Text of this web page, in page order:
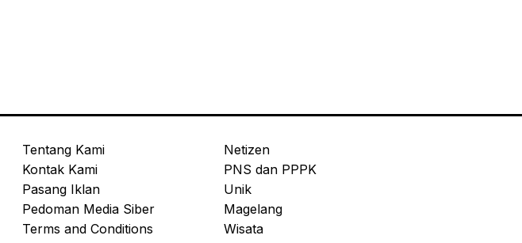
Tentang Kami
Kontak Kami
Pasang Iklan
Pedoman Media Siber
Terms and Conditions
Netizen
PNS dan PPPK
Unik
Magelang
Wisata